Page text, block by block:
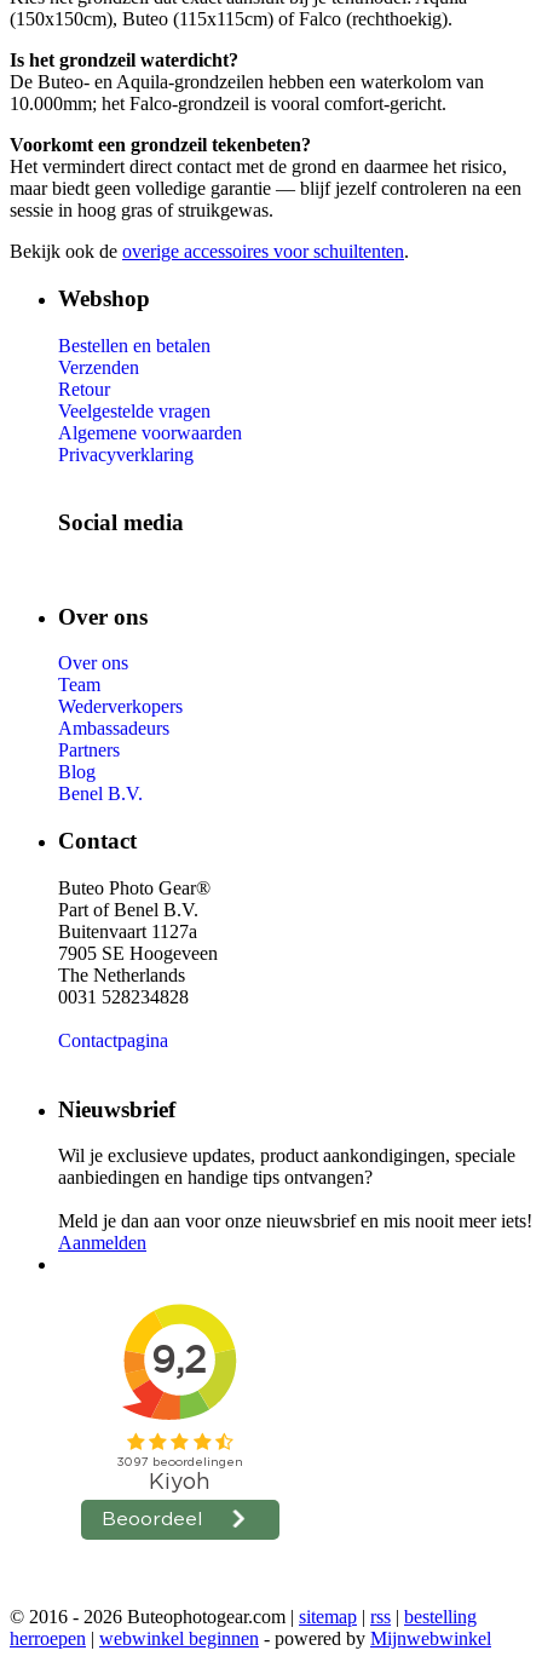
(150x150cm), Buteo (115x115cm) of Falco (rechthoekig).
Is het grondzeil waterdicht?
De Buteo- en Aquila-grondzeilen hebben een waterkolom van
10.000mm; het Falco-grondzeil is vooral comfort-gericht.
Voorkomt een grondzeil tekenbeten?
Het vermindert direct contact met de grond en daarmee het risico,
maar biedt geen volledige garantie — blijf jezelf controleren na een
sessie in hoog gras of struikgewas.
Bekijk ook de overige accessoires voor schuiltenten.
Webshop
Bestellen en betalen
Verzenden
Retour
Veelgestelde vragen
Algemene voorwaarden
Privacyverklaring
Social media
Over ons
Over ons
Team
Wederverkopers
Ambassadeurs
Partners
Blog
Benel B.V.
Contact
Buteo Photo Gear®
Part of Benel B.V.
Buitenvaart 1127a
7905 SE Hoogeveen
The Netherlands
0031 528234828
Contactpagina
Nieuwsbrief
Wil je exclusieve updates, product aankondigingen, speciale
aanbiedingen en handige tips ontvangen?
Meld je dan aan voor onze nieuwsbrief en mis nooit meer iets!
Aanmelden
© 2016 - 2026 Buteophotogear.com | sitemap | rss | bestelling
herroepen | webwinkel beginnen - powered by Mijnwebwinkel